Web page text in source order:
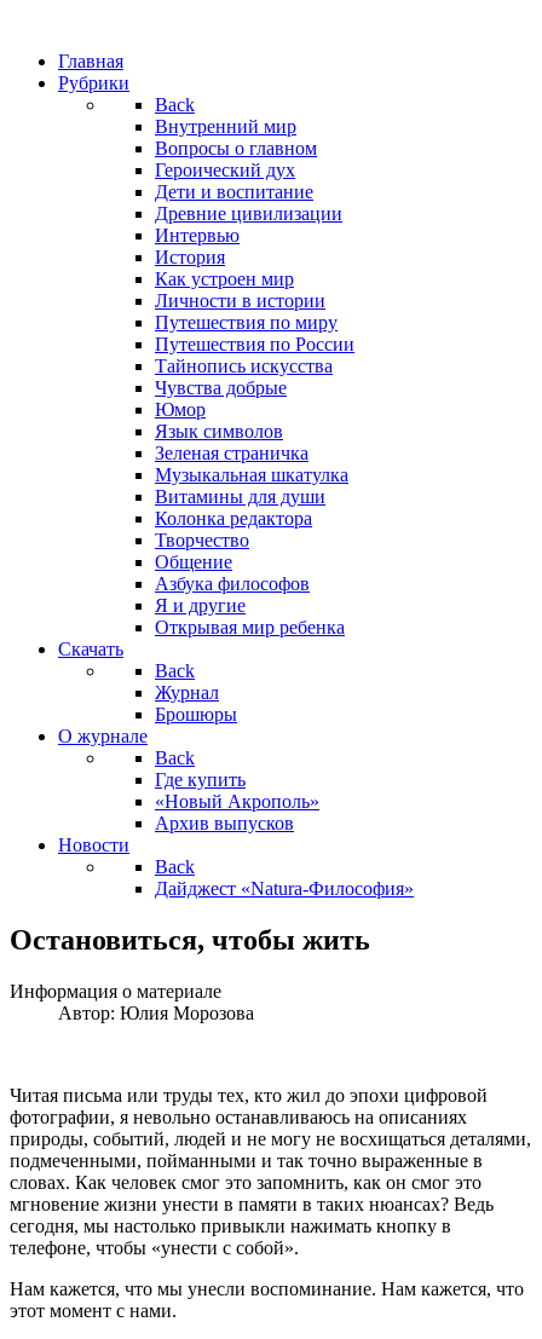
Главная
Рубрики
Back
Внутренний мир
Вопросы о главном
Героический дух
Дети и воспитание
Древние цивилизации
Интервью
История
Как устроен мир
Личности в истории
Путешествия по миру
Путешествия по России
Тайнопись искусства
Чувства добрые
Юмор
Язык символов
Зеленая страничка
Музыкальная шкатулка
Витамины для души
Колонка редактора
Творчество
Общение
Азбука философов
Я и другие
Открывая мир ребенка
Скачать
Back
Журнал
Брошюры
О журнале
Back
Где купить
«Новый Акрополь»
Архив выпусков
Новости
Back
Дайджест «Natura-Философия»
Остановиться, чтобы жить
Информация о материале
Автор: Юлия Морозова
Читая письма или труды тех, кто жил до эпохи цифровой
фотографии, я невольно останавливаюсь на описаниях
природы, событий, людей и не могу не восхищаться деталями,
подмеченными, пойманными и так точно выраженные в
словах. Как человек смог это запомнить, как он смог это
мгновение жизни унести в памяти в таких нюансах? Ведь
сегодня, мы настолько привыкли нажимать кнопку в
телефоне, чтобы «унести с собой».
Нам кажется, что мы унесли воспоминание. Нам кажется, что
этот момент с нами.